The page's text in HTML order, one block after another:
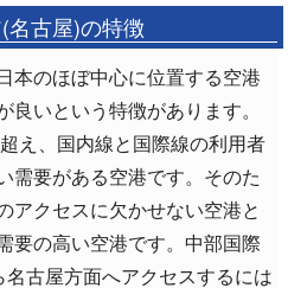
名古屋)の特徴
本のほぼ中心に位置する空港
いという特徴があります。
え、国内線と国際線の利用者
需要がある空港です。そのた
アクセスに欠かせない空港と
要の高い空港です。中部国際
古屋方面へアクセスするには